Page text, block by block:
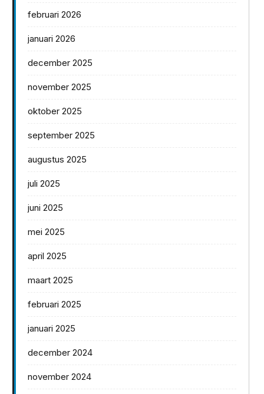
februari 2026
januari 2026
december 2025
november 2025
oktober 2025
september 2025
augustus 2025
juli 2025
juni 2025
mei 2025
april 2025
maart 2025
februari 2025
januari 2025
december 2024
november 2024